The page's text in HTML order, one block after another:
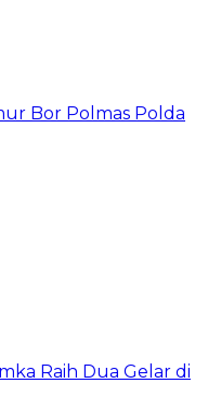
Bor Polmas Polda
Raih Dua Gelar di